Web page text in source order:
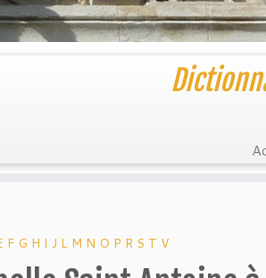
F G H I J L M N O P R S T V